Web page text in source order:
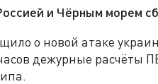
и Чёрным морем
о новой атаке
дежурные расчёты